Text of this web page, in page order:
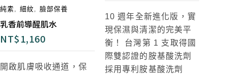
純素
細紋 臉部保養
乳香前導醒肌水
NT$1,160
開啟肌膚吸收通道，保
10週年全新進化版 ， 實
現保濕與清潔的完美平
衡！ 台灣第 1 支取得國
際雙認證的胺基酸洗劑
採用專利胺基酸洗劑